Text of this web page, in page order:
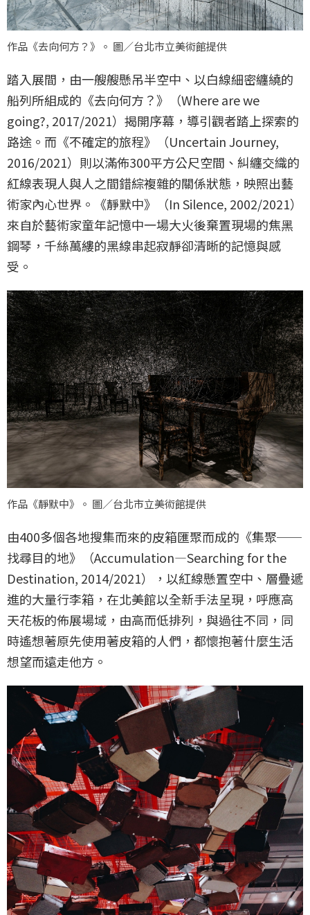
作品《去向何方？》。 圖／台北市立美術館提供
踏入展間，由一艘艘懸吊半空中、以白線細密纏繞的
船列所組成的《去向何方？》（Where are we
going?, 2017/2021）揭開序幕，導引觀者踏上探索的
路途。而《不確定的旅程》（Uncertain Journey,
2016/2021）則以滿佈300平方公尺空間、糾纏交織的
紅線表現人與人之間錯綜複雜的關係狀態，映照出藝
術家內心世界。《靜默中》（In Silence, 2002/2021）
來自於藝術家童年記憶中一場大火後棄置現場的焦黑
鋼琴，千絲萬縷的黑線串起寂靜卻清晰的記憶與感
受。
作品《靜默中》。 圖／台北市立美術館提供
由400多個各地搜集而來的皮箱匯聚而成的《集聚──
找尋目的地》（Accumulation—Searching for the
Destination, 2014/2021），以紅線懸置空中、層疊遞
進的大量行李箱，在北美館以全新手法呈現，呼應高
天花板的佈展場域，由高而低排列，與過往不同，同
時遙想著原先使用著皮箱的人們，都懷抱著什麼生活
想望而遠走他方。